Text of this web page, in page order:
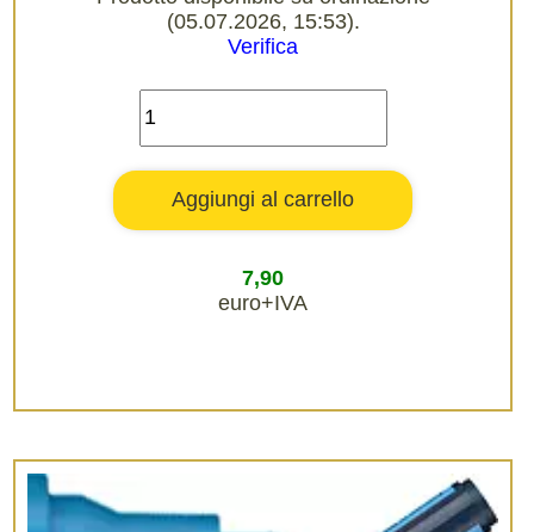
(05.07.2026, 15:53).
Verifica
7,90
euro+IVA